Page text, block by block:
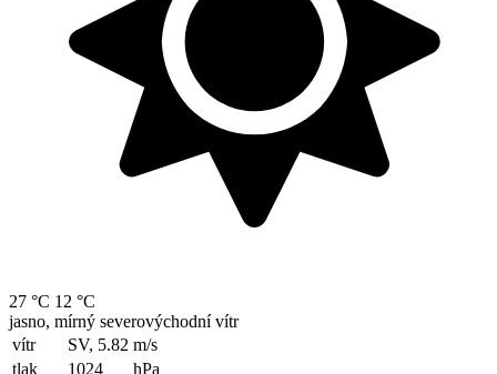
27 °C 12 °C
jasno, mírný severovýchodní vítr
vítr
SV, 5.82 m/s
tlak
1024
hPa